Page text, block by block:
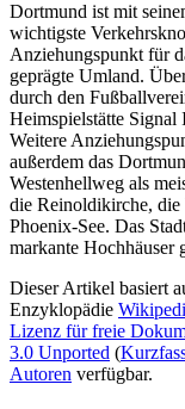
Dortmund ist mit
wichtigste
Anziehungspunkt für
geprägte Umland.
durch den
Heimspielstätte Signal
Weitere
außerdem das
Westenhellweg als
die Reinoldikirche, die
Phoenix-See. Das
markante Hochhäuser
Dieser Artikel basiert
Enzyklopädie
Lizenz für freie
3.0 Unported (
Autoren verfügbar.